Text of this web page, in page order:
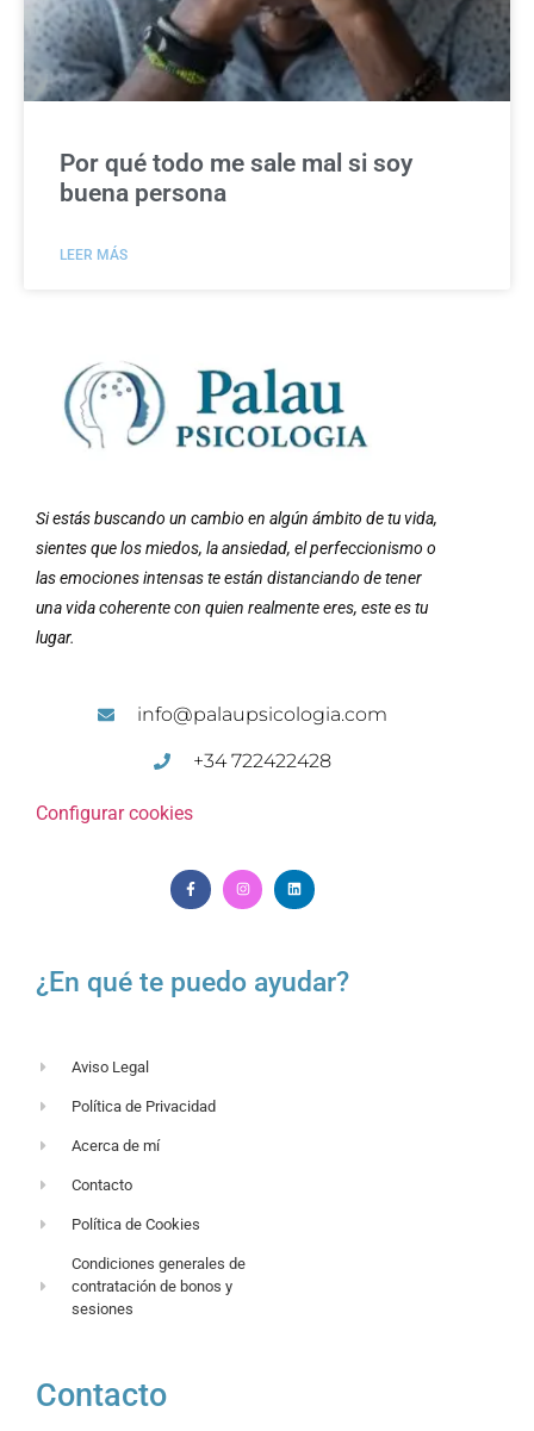
Por qué todo me sale mal si soy
buena persona
LEER MÁS
Si estás buscando un cambio en algún ámbito de tu vida,
sientes que los miedos, la ansiedad, el perfeccionismo o
las emociones intensas te están distanciando de tener
una vida coherente con quien realmente eres, este es tu
lugar.
info@palaupsicologia.com
+34 722422428
Configurar cookies
¿En qué te puedo ayudar?
Aviso Legal
Política de Privacidad
Acerca de mí
Contacto
Política de Cookies
Condiciones generales de
contratación de bonos y
sesiones
Contacto